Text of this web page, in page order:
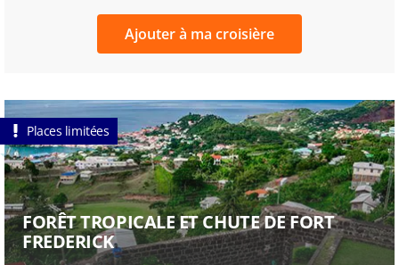
Ajouter à ma croisière
Places limitées
FORÊT TROPICALE ET CHUTE DE FORT
FREDERICK